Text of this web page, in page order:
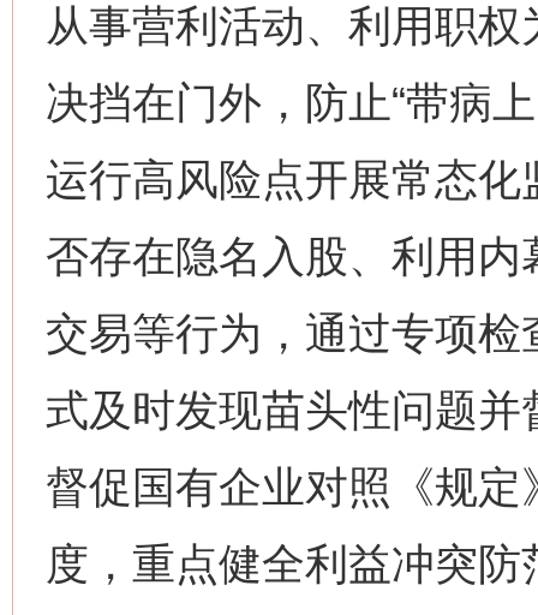
从事营利活动、利用职
决挡在门外，防止“带病
运行高风险点开展常态
否存在隐名入股、利用
交易等行为，通过专项
式及时发现苗头性问题
督促国有企业对照《规
度，重点健全利益冲突